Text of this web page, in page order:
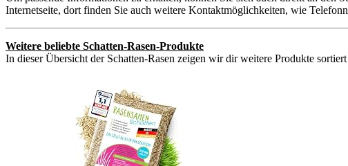
Internetseite, dort finden Sie auch weitere Kontaktmöglichkeiten, wie
Weitere beliebte Schatten-Rasen-Produkte
In dieser Übersicht der Schatten-Rasen zeigen wir dir weitere Produkte